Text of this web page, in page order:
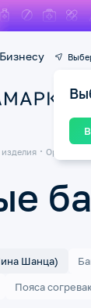
Бизнесу
Шанца)
Пояса